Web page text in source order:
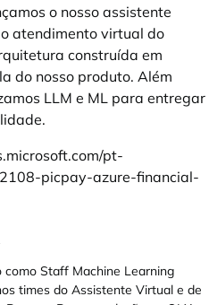
o nosso assistente
atendimento virtual do
construída em
do nosso produto. Além
LLM e ML para entregar
pt-
picpay-azure-financial-
Staff Machine Learning
times do Assistente Virtual e de